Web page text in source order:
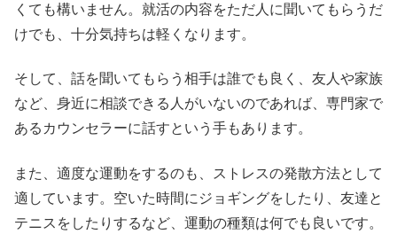
くても構いません。就活の内容をただ人に聞いてもらうだ
けでも、十分気持ちは軽くなります。
そして、話を聞いてもらう相手は誰でも良く、友人や家族
など、身近に相談できる人がいないのであれば、専門家で
あるカウンセラーに話すという手もあります。
また、適度な運動をするのも、ストレスの発散方法として
適しています。空いた時間にジョギングをしたり、友達と
テニスをしたりするなど、運動の種類は何でも良いです。